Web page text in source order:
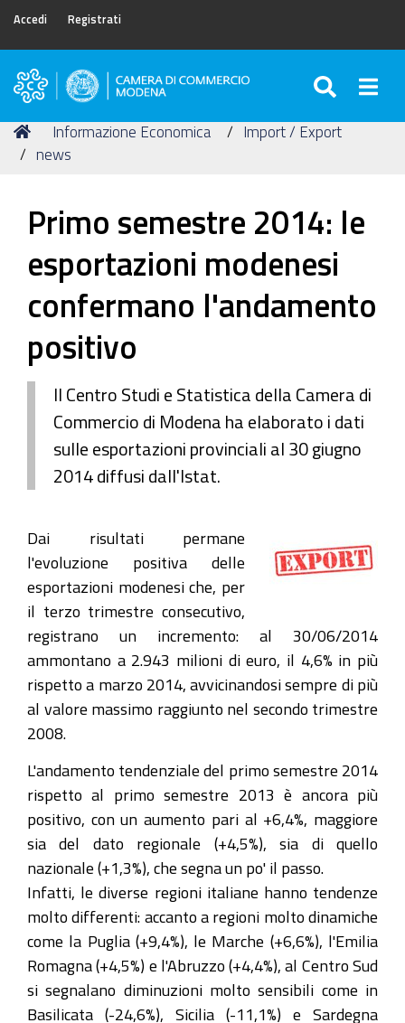
Accedi Registrati
Camera
Commercio
di
Tu
sei
Home
Informazione Economica
Import / Export
news
Primo semestre 2014: le
esportazioni modenesi
confermano l'andamento
positivo
Il Centro Studi e Statistica della Camera di
Commercio di Modena ha elaborato i dati
sulle esportazioni provinciali al 30 giugno
2014 diffusi dall'Istat.
Dai risultati permane
l'evoluzione positiva delle
esportazioni modenesi che, per
il terzo trimestre consecutivo,
registrano un incremento: al 30/06/2014
ammontano a 2.943 milioni di euro, il 4,6% in più
rispetto a marzo 2014, avvicinandosi sempre di più
al valore massimo raggiunto nel secondo trimestre
2008.
L'andamento tendenziale del primo semestre 2014
rispetto al primo semestre 2013 è ancora più
positivo, con un aumento pari al +6,4%, maggiore
sia del dato regionale (+4,5%), sia di quello
nazionale (+1,3%), che segna un po' il passo.
Infatti, le diverse regioni italiane hanno tendenze
molto differenti: accanto a regioni molto dinamiche
come la Puglia (+9,4%), le Marche (+6,6%), l'Emilia
Romagna (+4,5%) e l'Abruzzo (+4,4%), al Centro Sud
si segnalano diminuzioni molto sensibili come in
Basilicata (-24,6%), Sicilia (-11,1%) e Sardegna